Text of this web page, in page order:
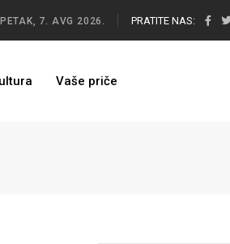
PETAK, 7. AVG 2026. PRATITE NAS:
Vaše priče